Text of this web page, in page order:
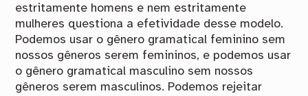
estritamente homens e nem estritamente
mulheres questiona a efetividade desse modelo.
Podemos usar o gênero gramatical feminino sem
nossos gêneros serem femininos, e podemos usar
o gênero gramatical masculino sem nossos
gêneros serem masculinos. Podemos rejeitar